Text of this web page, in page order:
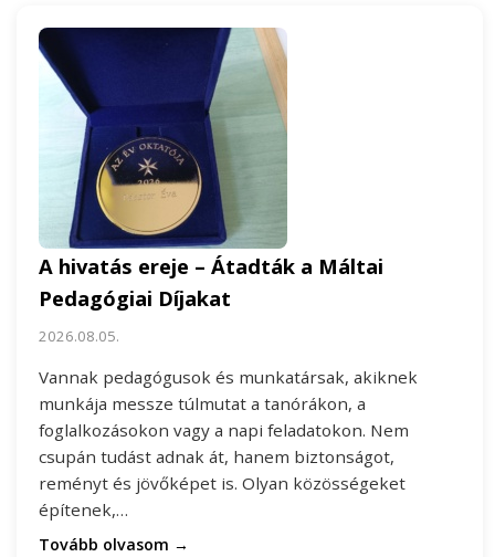
A hivatás ereje – Átadták a Máltai
Pedagógiai Díjakat
2026.08.05.
Vannak pedagógusok és munkatársak, akiknek
munkája messze túlmutat a tanórákon, a
foglalkozásokon vagy a napi feladatokon. Nem
csupán tudást adnak át, hanem biztonságot,
reményt és jövőképet is. Olyan közösségeket
építenek,…
Tovább olvasom →